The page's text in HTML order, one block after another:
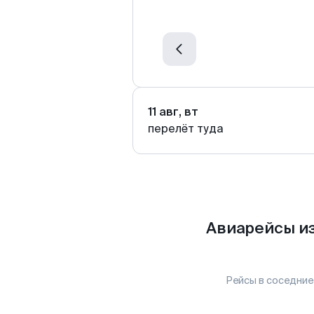
11 авг, вт
перелёт туда
Авиарейсы
Рейсы в